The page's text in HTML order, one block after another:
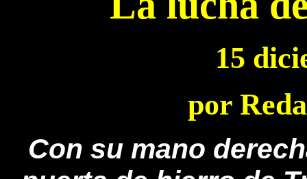
15
por
Con su mano